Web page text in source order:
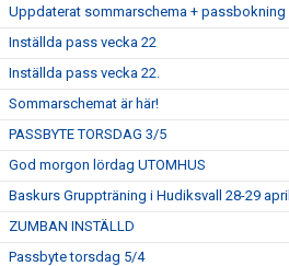
Uppdaterat sommarschema + passbokning
Inställda pass vecka 22
Inställda pass vecka 22.
Sommarschemat är här!
PASSBYTE TORSDAG 3/5
God morgon lördag UTOMHUS
Baskurs Gruppträning i Hudiksvall 28-29 april
ZUMBAN INSTÄLLD
Passbyte torsdag 5/4